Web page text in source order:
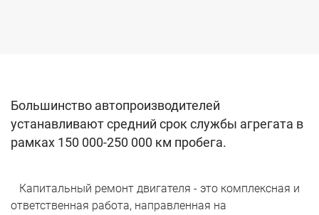
Большинство автопроизводителей
устанавливают средний срок службы агрегата в
рамках 150 000-250 000 км пробега.
Капитальный ремонт двигателя - это комплексная и
ответственная работа, направленная на